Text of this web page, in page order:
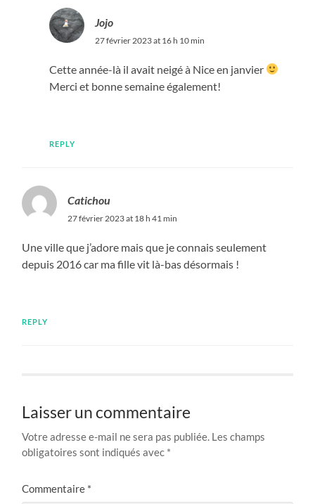
Jojo
27 février 2023 at 16 h 10 min
Cette année-là il avait neigé à Nice en janvier
Merci et bonne semaine également!
REPLY
Catichou
27 février 2023 at 18 h 41 min
Une ville que j’adore mais que je connais seulement
depuis 2016 car ma fille vit là-bas désormais !
REPLY
Laisser un commentaire
Votre adresse e-mail ne sera pas publiée. Les champs
obligatoires sont indiqués avec *
Commentaire *